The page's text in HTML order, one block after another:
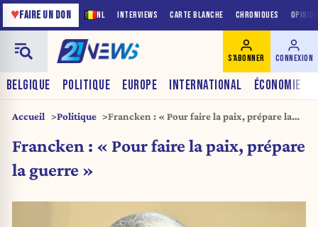
NL INTERVIEWS CARTE BLANCHE CHRONIQUES
♥FAIRE UN DON
BELGIQUE POLITIQUE EUROPE INTERNATIONAL ÉCONOMIE
S'ABONNER CONNEXION
Accueil Politique
Francken : « Pour faire la paix, prépare la
Francken : « Pour faire la paix, prépare
la guerre »